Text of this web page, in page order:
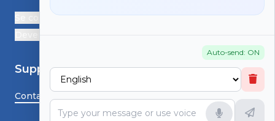
Auto-send: ON
Se connecter
Support
Contactez-nous